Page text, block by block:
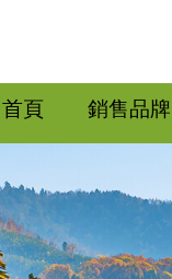
首頁 銷售品牌